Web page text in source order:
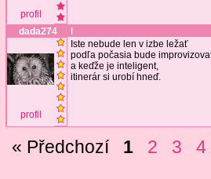
profil
dada274
profil
Iste nebude len v izbe ležať
podľa počasia bude
a keďže je inteligent,
itinerár si urobí hneď.
« Předchozí 1 2 3 4